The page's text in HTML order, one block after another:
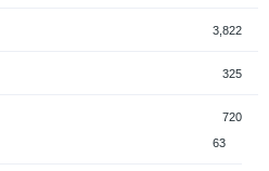
3,822
325
720
63